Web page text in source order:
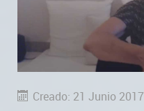
Creado: 21 Junio 2017